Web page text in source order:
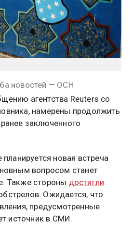
новостей — ОСН
агентства Reuters со
намерены продолжить
заключенного
новая встреча
вопросом станет
Также стороны достигли
Ожидается, что
предусмотренные
источник в СМИ.